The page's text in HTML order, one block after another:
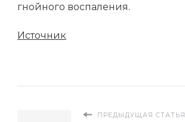
гнойного воспаления.
Источник
ПРЕДЫДУЩАЯ СТАТЬЯ